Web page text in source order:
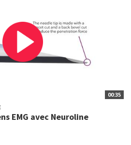
00:35
EMG avec Neuroline